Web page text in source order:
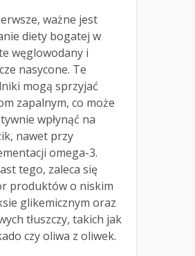
ważne jest
diety bogatej w
węglowodany i
nasycone. Te
mogą sprzyjać
zapalnym, co może
wpłynąć na
nawet przy
omega-3.
tego, zaleca się
produktów o niskim
glikemicznym oraz
tłuszczy, takich jak
czy oliwa z oliwek.